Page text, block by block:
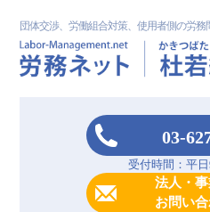
団体交渉、労働組合対策、使用者側の労務
03-
受付時間：平
法人・
お問い